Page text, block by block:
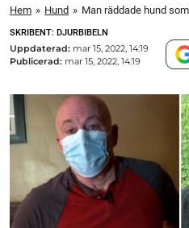
Hem » Hund »
SKRIBENT: DJURBIBELN
Uppdaterad: mar 15, 2022, 14:19
Publicerad: mar 15, 2022, 14:19